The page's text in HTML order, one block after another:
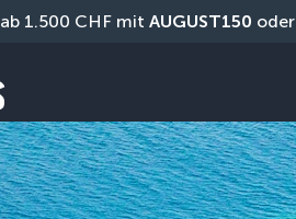
ab 1.500 CHF mit AUGUST150 oder